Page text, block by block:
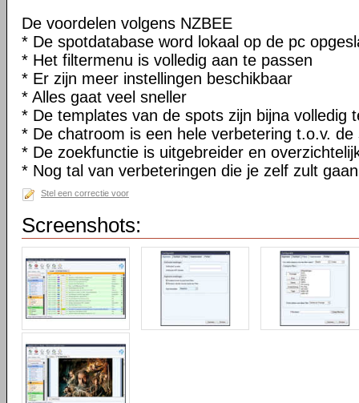
De voordelen volgens NZBEE
* De spotdatabase word lokaal op de pc
* Het filtermenu is volledig aan te passen
* Er zijn meer instellingen beschikbaar
* Alles gaat veel sneller
* De templates van de spots zijn bijna volledig
* De chatroom is een hele verbetering t.o.v. de
* De zoekfunctie is uitgebreider en
* Nog tal van verbeteringen die je zelf zult
Stel een correctie voor
Screenshots: